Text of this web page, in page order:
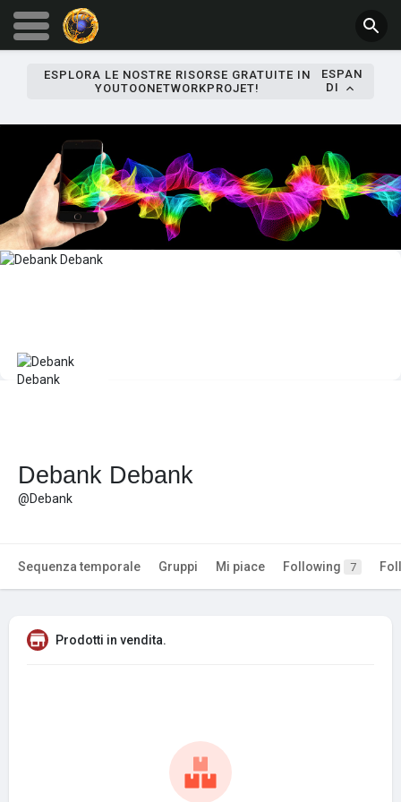
ESPLORA LE NOSTRE RISORSE GRATUITE IN
YOUTOONETWORKPROJET!
ESPAN
DI
Debank Debank
@Debank
Sequenza temporale Gruppi Mi piace Following 7
Prodotti in vendita.